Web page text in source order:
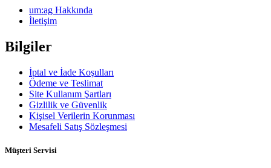
um:ag Hakkında
İletişim
Bilgiler
İptal ve İade Koşulları
Ödeme ve Teslimat
Site Kullanım Şartları
Gizlilik ve Güvenlik
Kişisel Verilerin Korunması
Mesafeli Satış Sözleşmesi
Müşteri Servisi